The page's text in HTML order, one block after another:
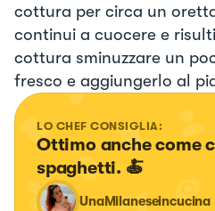
cottura per circa un
continui a cuocere e
cottura sminuzzare un
fresco e aggiungerlo al
LO CHEF CONSIGLIA:
Ottimo anche come
spaghetti. 🍝
UnaMilaneseincucina